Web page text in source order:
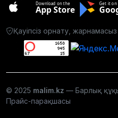
Download on the
App Store
Get it on
Қауіпсіз орнату,
© 2025 malim.kz — Барлық
Прайс-парақшасы